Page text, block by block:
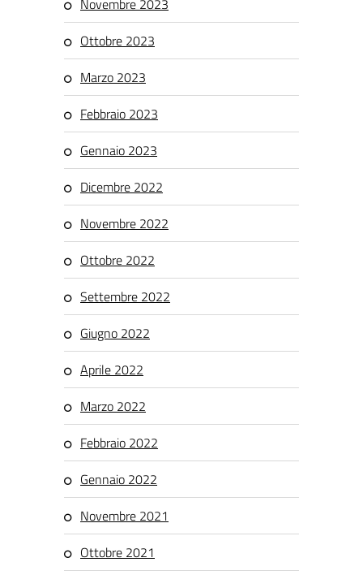
Ottobre 2023
Marzo 2023
Febbraio 2023
Gennaio 2023
Dicembre 2022
Novembre 2022
Ottobre 2022
Settembre 2022
Giugno 2022
Aprile 2022
Marzo 2022
Febbraio 2022
Gennaio 2022
Novembre 2021
Ottobre 2021